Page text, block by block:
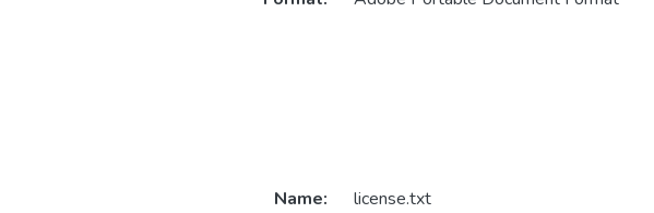
Name:
license.txt